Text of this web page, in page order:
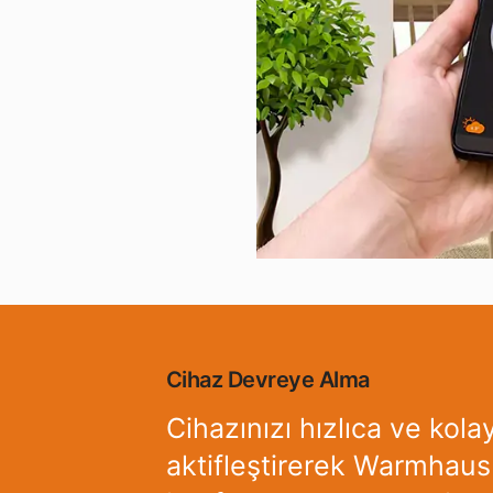
Cihaz Devreye Alma
Cihazınızı hızlıca ve
aktifleştirerek Warmhaus